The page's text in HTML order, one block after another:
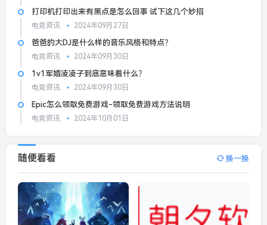
打印机打印出来有黑点是怎么回事 试下这几个妙招
电竞资讯 2024年09月27日
爸爸的大DJ是什么样的音乐风格和特点？
电竞资讯 2024年09月30日
1v1军婚凌凌子到底意味着什么？
电竞资讯 2024年09月30日
Epic怎么领取免费游戏-领取免费游戏方法说明
电竞资讯 2024年10月01日
随便看看 换一换